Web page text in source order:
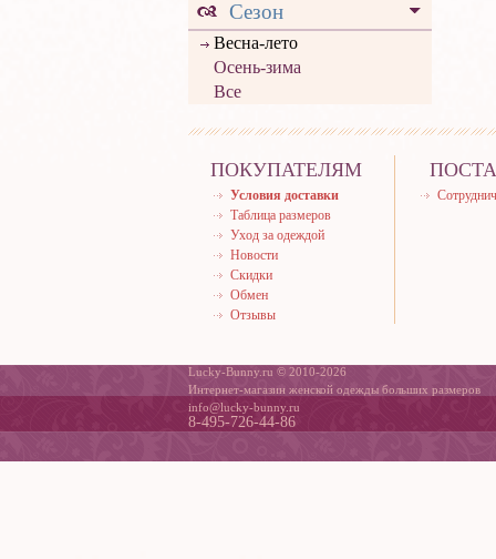
Сезон
Весна-лето
Осень-зима
Все
ПОКУПАТЕЛЯМ
Условия доставки
Таблица размеров
Уход за одеждой
Новости
Скидки
Обмен
Отзывы
Lucky-Bunny.ru © 2010-2026
Интернет-магазин женской одежды больших размеров
info@lucky-bunny.ru
8-495-726-44-86